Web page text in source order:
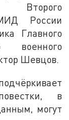
Второго
России
Главного
военного
Шевцов.
в
могут